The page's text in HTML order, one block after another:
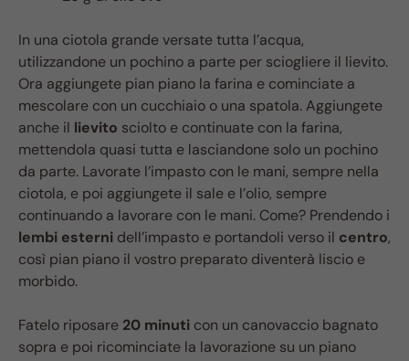
In una ciotola grande versate tutta l’acqua,
utilizzandone un pochino a parte per sciogliere il lievito.
Ora aggiungete pian piano la farina e cominciate a
mescolare con un cucchiaio o una spatola. Aggiungete
anche il lievito sciolto e continuate con la farina,
mettendola quasi tutta e lasciandone solo un pochino
da parte. Lavorate l’impasto con le mani, sempre nella
ciotola, e poi aggiungete il sale e l’olio, sempre
continuando a lavorare con le mani. Come? Prendendo i
lembi esterni dell’impasto e portandoli verso il centro,
così pian piano il vostro preparato diventerà liscio e
morbido.
Fatelo riposare 20 minuti con un canovaccio bagnato
sopra e poi ricominciate la lavorazione su un piano